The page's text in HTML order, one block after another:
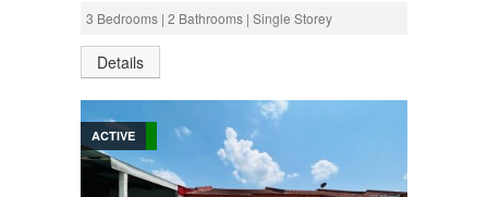
3 Bedrooms | 2 Bathrooms | Single Storey
Details
ACTIVE